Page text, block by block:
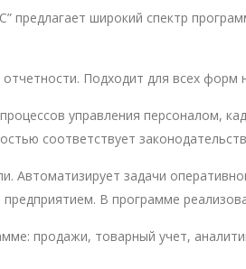
широкий спектр
Подходит для всех
управления персоналом,
соответствует
Автоматизирует задачи
В программе
продажи, товарный учет,